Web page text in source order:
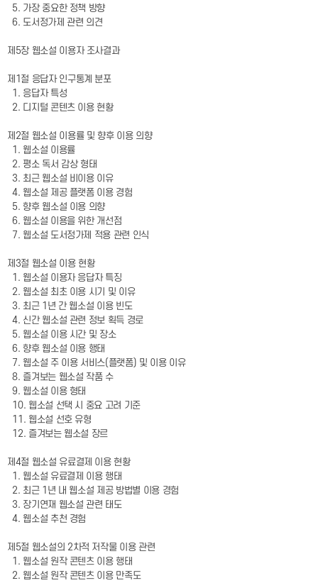
5. 가장 중요한 정책 방향
6. 도서정가제 관련 의견
제5장 웹소설 이용자 조사결과
제1절 응답자 인구통계 분포
1. 응답자 특성
2. 디지털 콘텐츠 이용 현황
제2절 웹소설 이용률 및 향후 이용 의향
1. 웹소설 이용률
2. 평소 독서 감상 형태
3. 최근 웹소설 비이용 이유
4. 웹소설 제공 플랫폼 이용 경험
5. 향후 웹소설 이용 의향
6. 웹소설 이용을 위한 개선점
7. 웹소설 도서정가제 적용 관련 인식
제3절 웹소설 이용 현황
1. 웹소설 이용자 응답자 특징
2. 웹소설 최초 이용 시기 및 이유
3. 최근 1년 간 웹소설 이용 빈도
4. 신간 웹소설 관련 정보 획득 경로
5. 웹소설 이용 시간 및 장소
6. 향후 웹소설 이용 행태
7. 웹소설 주 이용 서비스(플랫폼) 및 이용 이유
8. 즐겨보는 웹소설 작품 수
9. 웹소설 이용 형태
10. 웹소설 선택 시 중요 고려 기준
11. 웹소설 선호 유형
12. 즐겨보는 웹소설 장르
제4절 웹소설 유료결제 이용 현황
1. 웹소설 유료결제 이용 행태
2. 최근 1년 내 웹소설 제공 방법별 이용 경험
3. 장기연재 웹소설 관련 태도
4. 웹소설 추천 경험
제5절 웹소설의 2차적 저작물 이용 관련
1. 웹소설 원작 콘텐츠 이용 행태
2. 웹소설 원작 콘텐츠 이용 만족도